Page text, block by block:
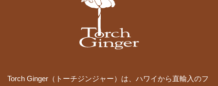
Torch Ginger（トーチジンジャー）は、ハワイから直輸入のフ